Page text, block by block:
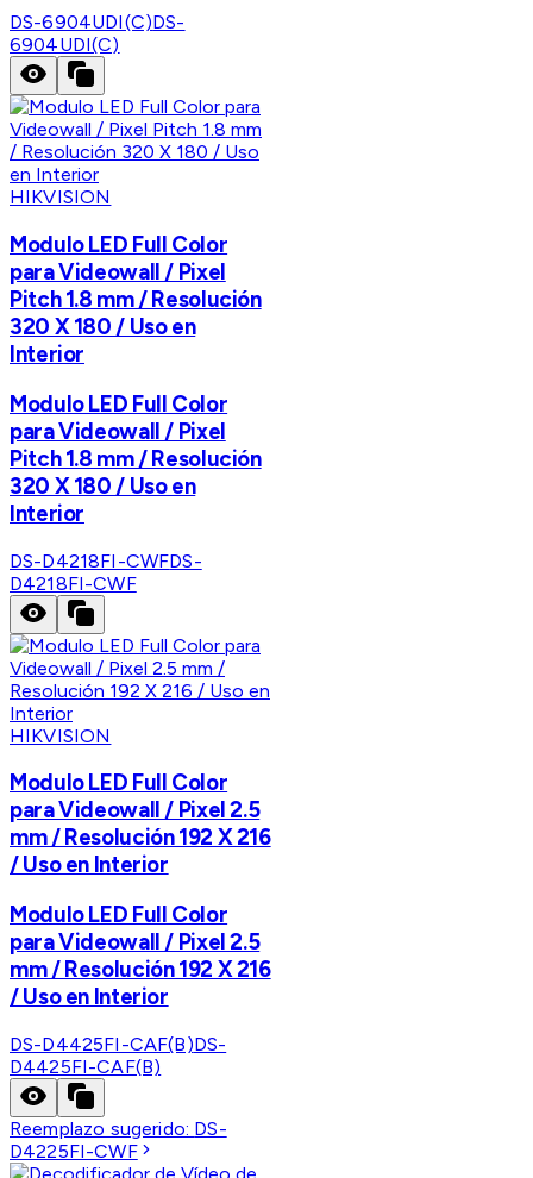
DS-6904UDI(C)DS-
6904UDI(C)
HIKVISION
Modulo LED Full Color
para Videowall / Pixel
Pitch 1.8 mm / Resolución
320 X 180 / Uso en
Interior
Modulo LED Full Color
para Videowall / Pixel
Pitch 1.8 mm / Resolución
320 X 180 / Uso en
Interior
DS-D4218FI-CWFDS-
D4218FI-CWF
HIKVISION
Modulo LED Full Color
para Videowall / Pixel 2.5
mm / Resolución 192 X 216
/ Uso en Interior
Modulo LED Full Color
para Videowall / Pixel 2.5
mm / Resolución 192 X 216
/ Uso en Interior
DS-D4425FI-CAF(B)DS-
D4425FI-CAF(B)
Reemplazo sugerido: DS-
D4225FI-CWF